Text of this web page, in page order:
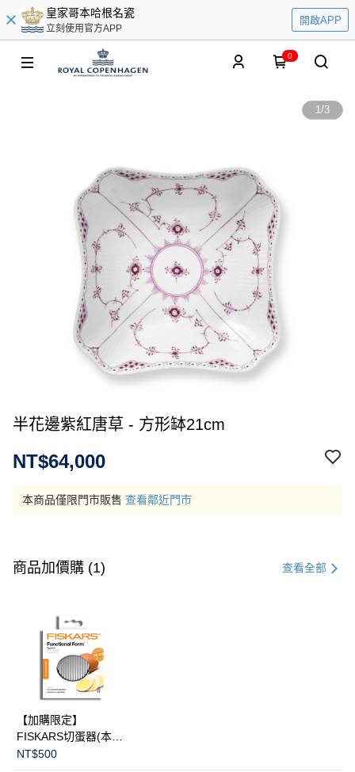
皇家哥本哈根名瓷
立刻使用官方APP
開啟APP
0
1/3
半花邊紫紅唐草 - 方形缽21cm
NT$64,000
本商品僅限門市販售 查看鄰近門市
商品加價購 (1) 查看全部
【加購限定】
FISKARS切蛋器(本商
品不提供破損保證)
NT$500